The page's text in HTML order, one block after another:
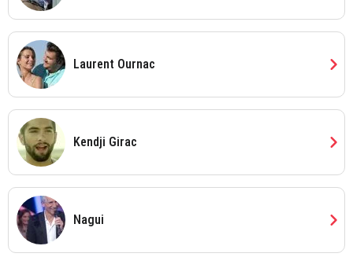
Laurent Ournac chevron_right
Kendji Girac chevron_right
Nagui chevron_right